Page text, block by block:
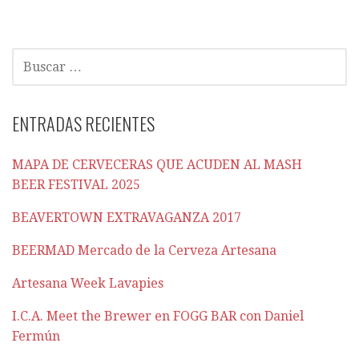
BUSCAR:
ENTRADAS RECIENTES
MAPA DE CERVECERAS QUE ACUDEN AL MASH
BEER FESTIVAL 2025
BEAVERTOWN EXTRAVAGANZA 2017
BEERMAD Mercado de la Cerveza Artesana
Artesana Week Lavapies
I.C.A. Meet the Brewer en FOGG BAR con Daniel
Fermún